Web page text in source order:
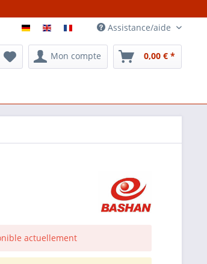
Assistance/aide
Mon compte 0,00 € *
actuellement